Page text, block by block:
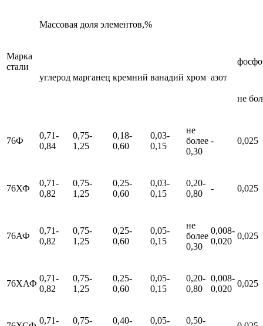
Марка
стали
Массовая доля элементов,%
углерод марганец кремний ванадий хром азот
не
76Ф
0,71-
0,84
0,75-
1,25
0,18-
0,60
0,03-
0,15
не
более
0,30
- 0,025
76ХФ
0,71-
0,82
0,75-
1,25
0,25-
0,60
0,03-
0,15
0,20-
0,80
- 0,025
76АФ
0,71-
0,82
0,75-
1,25
0,25-
0,60
0,05-
0,15
не
более
0,30
0,008-
0,020
0,025
76ХАФ
0,71-
0,82
0,75-
1,25
0,25-
0,60
0,05-
0,15
0,20-
0,80
0,008-
0,020
0,025
0,71-
0,75-
0,40-
0,05-
0,50-